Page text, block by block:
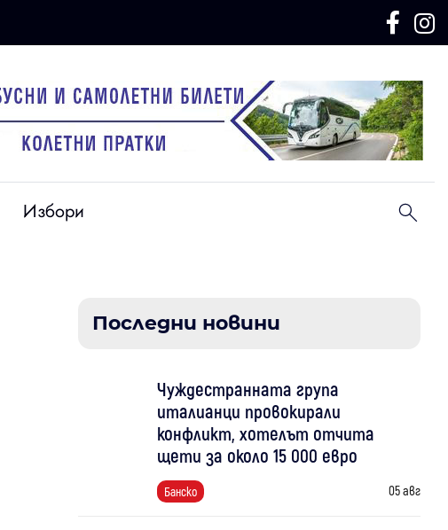
Избори
Последни новини
Чуждестранната група
италианци провокирали
конфликт, хотелът отчита
щети за около 15 000 евро
Банско 05 авг